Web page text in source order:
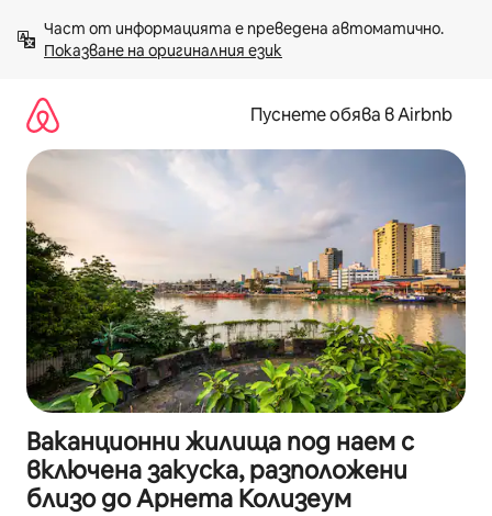
към
съдържанието
Показване на оригиналния език
Пуснете обява в Airbnb
Ваканционни жилища под наем с
включена закуска, разположени
близо до Арнета Колизеум